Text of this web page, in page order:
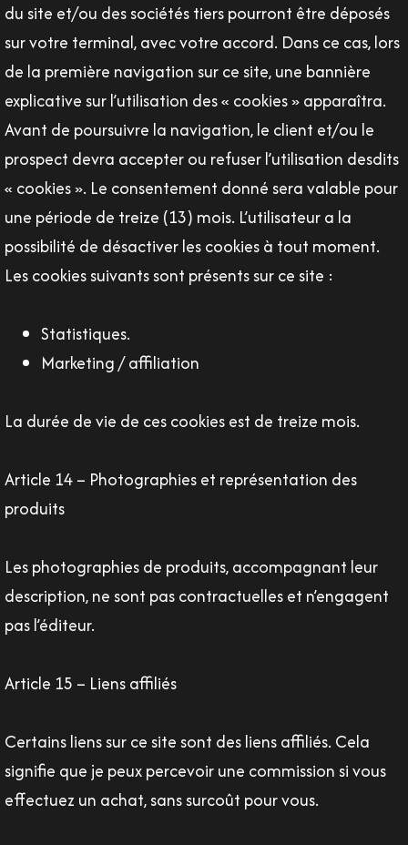
du site et/ou des sociétés tiers pourront être déposés
sur votre terminal, avec votre accord. Dans ce cas, lors
de la première navigation sur ce site, une bannière
explicative sur l’utilisation des « cookies » apparaîtra.
Avant de poursuivre la navigation, le client et/ou le
prospect devra accepter ou refuser l’utilisation desdits
« cookies ». Le consentement donné sera valable pour
une période de treize (13) mois. L’utilisateur a la
possibilité de désactiver les cookies à tout moment.
Les cookies suivants sont présents sur ce site :
Statistiques.
Marketing / affiliation
La durée de vie de ces cookies est de treize mois.
Article 14 – Photographies et représentation des
produits
Les photographies de produits, accompagnant leur
description, ne sont pas contractuelles et n’engagent
pas l’éditeur.
Article 15 – Liens affiliés
Certains liens sur ce site sont des liens affiliés. Cela
signifie que je peux percevoir une commission si vous
effectuez un achat, sans surcoût pour vous.